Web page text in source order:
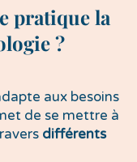
pratique la
?
aux besoins
de se mettre à
différents